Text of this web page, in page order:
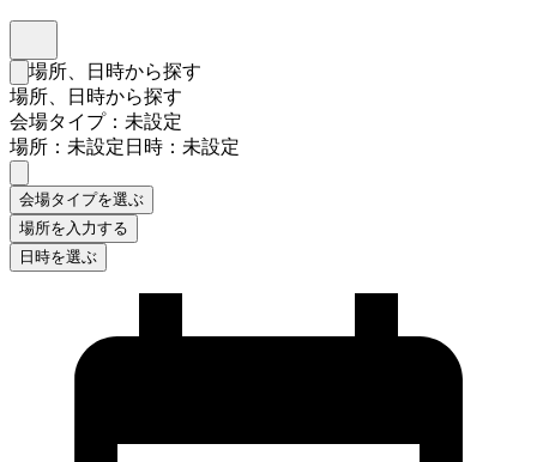
検索フォームを閉じる
場所、日時から探す
場所、日時から探す
会場タイプ：未設定
場所：未設定日時：未設定
会場タイプを選ぶ
場所を入力する
日時を選ぶ